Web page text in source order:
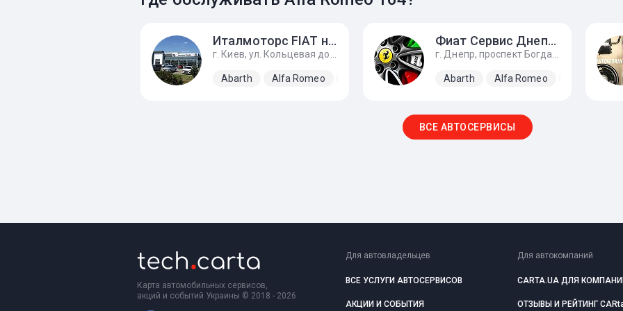
Италмоторс FIAT на Кольцевой
Abarth Alfa Romeo Lancia
Фиат Сервис Днепр \ Fiat Service Dnipro
Abarth Alfa Romeo
ВСЕ АВТОСЕРВИСЫ
Карта автомобильных сервисов,
акций и событий Украины © 2018 - 2026
Для автовладельцев
ВСЕ УСЛУГИ АВТОСЕРВИСОВ
АКЦИИ И СОБЫТИЯ
Для автокомпаний
CARTA.UA ДЛЯ
ОТЗЫВЫ И РЕЙТИНГ